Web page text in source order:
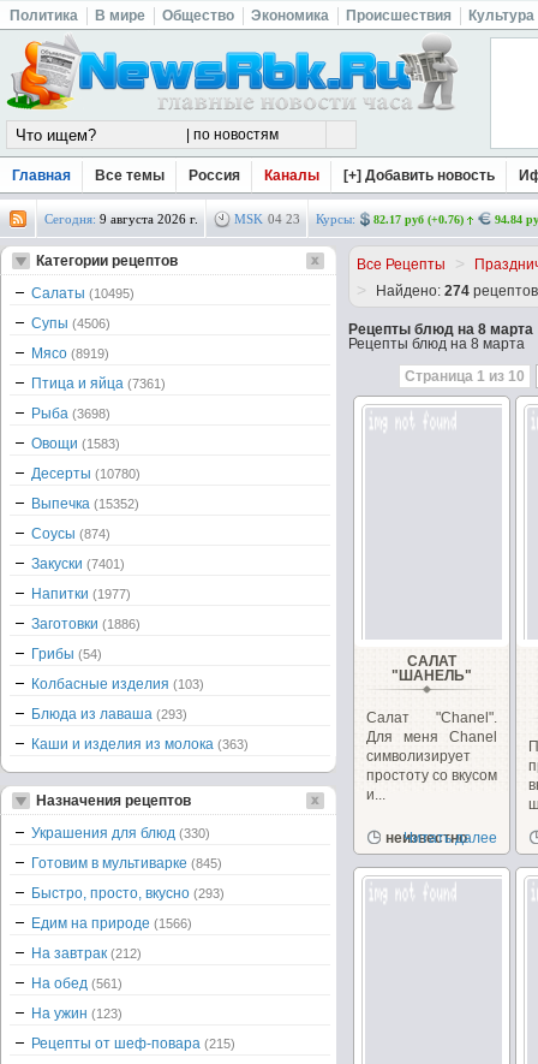
Политика В мире Общество Экономика Происшествия Культура
Главная Все темы Россия Каналы [+] Добавить новость
Сегодня: 9 августа 2026 г. MSK 04 23 Курсы: 82.17 руб (+0.76) 94.84
Все Рецепты >
> Найдено:274 рецептов
Рецепты блюд на 8 марта
Рецепты блюд на 8 марта
Страница 1 из 10
САЛАТ
"ШАНЕЛЬ"
Салат "Chanel".
Для меня Chanel
символизирует
простоту со вкусом
и...
неизвестно
Читать далее
Категории рецептов
Салаты (10495)
Супы (4506)
Мясо (8919)
Птица и яйца (7361)
Рыба (3698)
Овощи (1583)
Десерты (10780)
Выпечка (15352)
Соусы (874)
Закуски (7401)
Напитки (1977)
Заготовки (1886)
Грибы (54)
Колбасные изделия (103)
Блюда из лаваша (293)
Каши и изделия из молока (363)
Назначения рецептов
Украшения для блюд (330)
Готовим в мультиварке (845)
Быстро, просто, вкусно (293)
Едим на природе (1566)
На завтрак (212)
На обед (561)
На ужин (123)
Рецепты от шеф-повара (215)